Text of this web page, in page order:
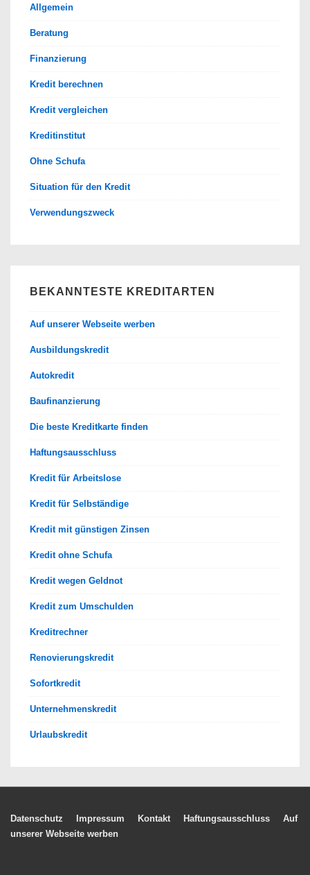
Allgemein
Beratung
Finanzierung
Kredit berechnen
Kredit vergleichen
Kreditinstitut
Ohne Schufa
Situation für den Kredit
Verwendungszweck
BEKANNTESTE KREDITARTEN
Auf unserer Webseite werben
Ausbildungskredit
Autokredit
Baufinanzierung
Die beste Kreditkarte finden
Haftungsausschluss
Kredit für Arbeitslose
Kredit für Selbständige
Kredit mit günstigen Zinsen
Kredit ohne Schufa
Kredit wegen Geldnot
Kredit zum Umschulden
Kreditrechner
Renovierungskredit
Sofortkredit
Unternehmenskredit
Urlaubskredit
Footer-
Datenschutz Impressum Kontakt Haftungsausschluss
Auf
unserer Webseite werben